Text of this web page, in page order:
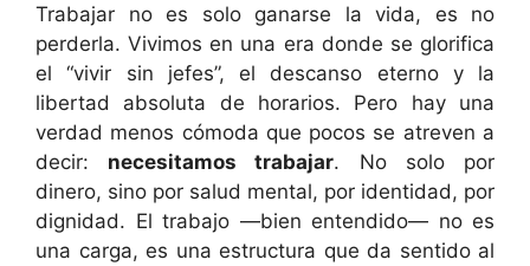
Trabajar no es solo ganarse la vida, es no
perderla. Vivimos en una era donde se glorifica
el “vivir sin jefes”, el descanso eterno y la
libertad absoluta de horarios. Pero hay una
verdad menos cómoda que pocos se atreven a
decir: necesitamos trabajar. No solo por
dinero, sino por salud mental, por identidad, por
dignidad. El trabajo —bien entendido— no es
una carga, es una estructura que da sentido al